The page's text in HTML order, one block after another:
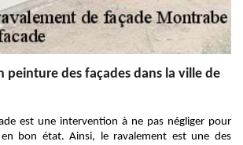
peinture des façades dans la ville de
est une intervention à ne pas négliger pour
bon état. Ainsi, le ravalement est une des